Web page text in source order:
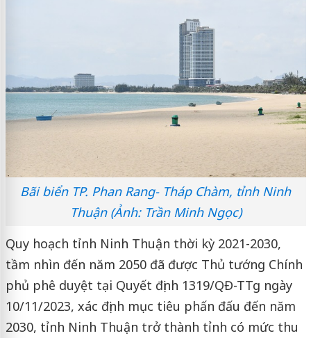
Bãi biển TP. Phan Rang- Tháp Chàm, tỉnh Ninh
Thuận (Ảnh: Trần Minh Ngọc)
Quy hoạch tỉnh Ninh Thuận thời kỳ 2021-2030,
tầm nhìn đến năm 2050 đã được Thủ tướng Chính
phủ phê duyệt tại Quyết định 1319/QĐ-TTg ngày
10/11/2023, xác định mục tiêu phấn đấu đến năm
2030, tỉnh Ninh Thuận trở thành tỉnh có mức thu